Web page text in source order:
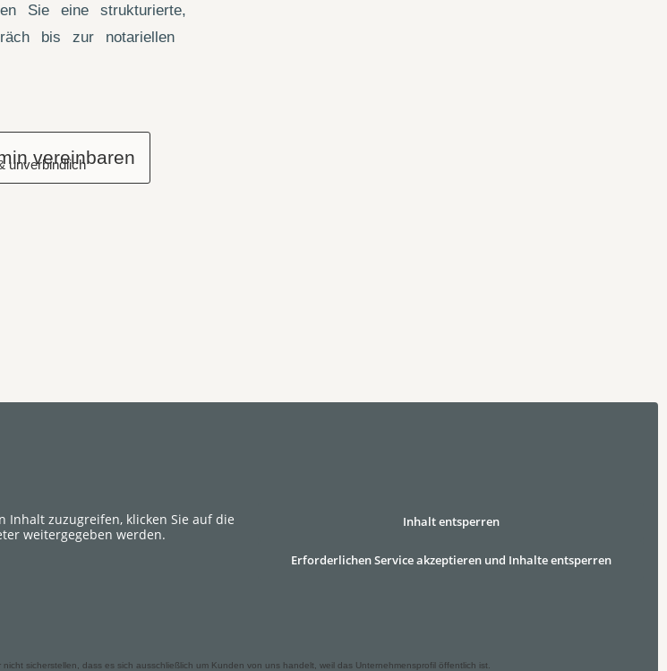
Sie eine strukturierte,
bis zur notariellen
vereinbaren
unverbindlich
Inhalt zuzugreifen, klicken Sie auf die
weitergegeben werden.
Inhalt entsperren
Erforderlichen Service akzeptieren und Inhalte entsperren
sicherstellen, dass es sich ausschließlich um Kunden von uns handelt, weil das Unternehmensprofil öffentlich ist.